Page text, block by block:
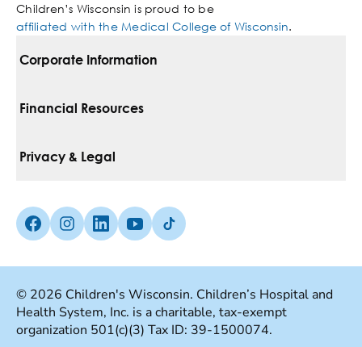
Children’s Wisconsin is proud to be
affiliated with the Medical College of Wisconsin.
Corporate Information
For Vendors
Media Inquiries
Financial Resources
Pay Your Bill
Insurances We Accept
Good Faith Estimate
Privacy & Legal
Non-Discrimination Policy
Terms Of Use
Facebook (Opens in a new tab)
Instagram (Opens in a new tab)
linkedin (Opens in a new tab)
Youtube (Opens in a new tab)
Tiktok (Opens in a new tab)
© 2026 Children's Wisconsin. Children’s Hospital and
Health System, Inc. is a charitable, tax-exempt
organization 501(c)(3) Tax ID: 39-1500074.